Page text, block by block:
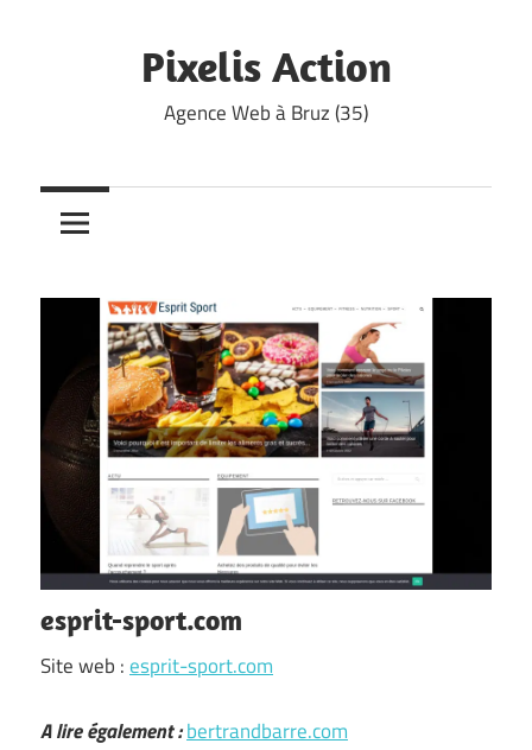
Pixelis Action
Agence Web à Bruz (35)
esprit-sport.com
Site web :esprit-sport.com
A lire également :bertrandbarre.com